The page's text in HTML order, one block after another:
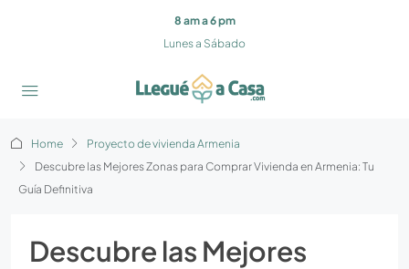
8 am a 6 pm
Lunes a Sábado
Home
Proyecto de vivienda Armenia
Descubre las Mejores Zonas para Comprar Vivienda en Armenia: Tu
Guía Definitiva
Descubre las Mejores